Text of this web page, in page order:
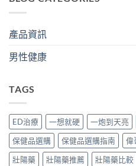
產品資訊
男性健康
TAGS
ED治療 一想就硬 一炮到天亮
保健品選購
保健品選購指南 偉
壯陽藥
壯陽藥推薦 壯陽藥比較